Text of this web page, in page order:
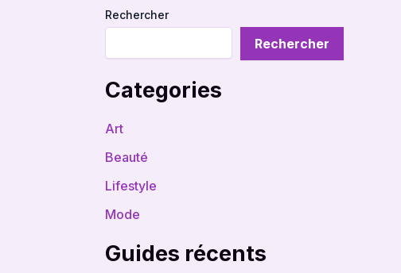
Rechercher
Rechercher
Categories
Art
Beauté
Lifestyle
Mode
Guides récents